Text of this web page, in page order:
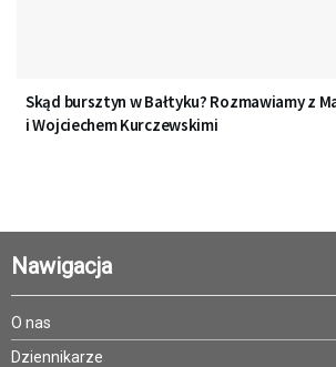
Skąd bursztyn w Bałtyku? Rozmawiamy z
i Wojciechem Kurczewskimi
Nawigacja
O nas
Dziennikarze